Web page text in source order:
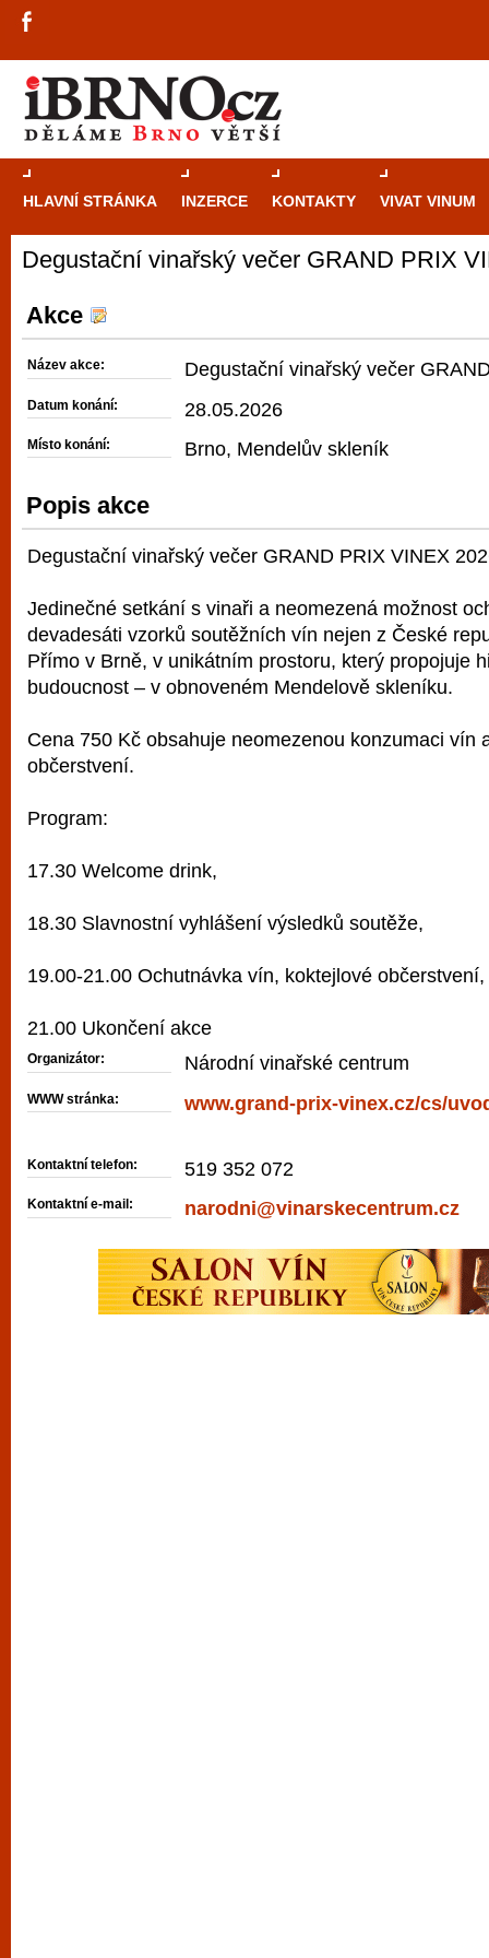
HLAVNÍ STRÁNKA INZERCE KONTAKTY VIVAT VINUM
Degustační vinařský večer GRAND PRIX
Akce
Název akce: Degustační vinařský večer
Datum konání: 28.05.2026
Místo konání: Brno, Mendelův skleník
Popis akce
Degustační vinařský večer GRAND PRIX VINEX
Jedinečné setkání s vinaři a neomezená možnost
devadesáti vzorků soutěžních vín nejen z České
Přímo v Brně, v unikátním prostoru, který propojuje
budoucnost – v obnoveném Mendelově skleníku.
Cena 750 Kč obsahuje neomezenou konzumaci vín
občerstvení.
Program:
17.30 Welcome drink,
18.30 Slavnostní vyhlášení výsledků soutěže,
19.00-21.00 Ochutnávka vín, koktejlové občerstvení,
21.00 Ukončení akce
Organizátor: Národní vinařské centrum
WWW stránka: www.grand-prix-vinex.cz/cs/
Kontaktní telefon: 519 352 072
Kontaktní e-mail: narodni@vinarskecentrum.cz
automaty
restaurace,
vyzkoušet různé kasinové hry. V
metropoli naleznete širokou nabídku her
po moderní automaty jak pro pravidelné
příležitostné hráče. V...